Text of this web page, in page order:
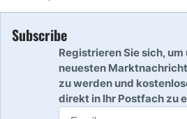
Subscribe
Registrieren Sie sich, um
neuesten
zu werden und
direkt in Ihr Postfach zu